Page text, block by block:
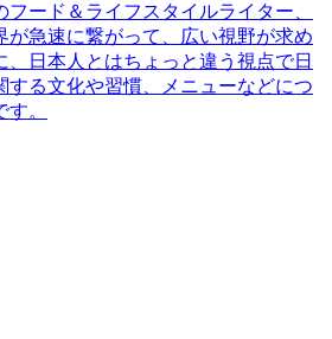
フード＆ライフスタイルライター、
が急速に繋がって、広い視野が求め
、日本人とはちょっと違う視点で日
する文化や習慣、メニューなどにつ
。